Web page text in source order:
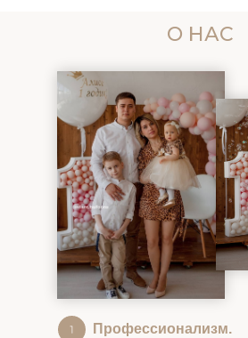
О НАС
Профессионализм.